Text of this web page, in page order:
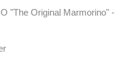
"The Original Marmorino" -